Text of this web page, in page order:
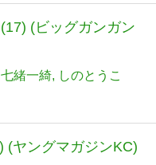
(ビッグガンガン
七緒一綺 しのとうこ
(ヤングマガジンKC)